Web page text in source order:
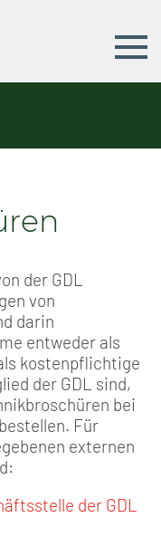
der GDL
von
darin
entweder als
kostenpflichtige
der GDL sind,
bei
Für
externen
der GDL